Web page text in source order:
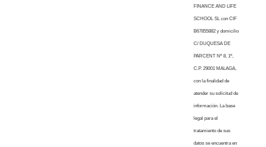
FINANCE AND LIFE
SCHOOL SL con CIF
B67855882 y domicilio
C/ DUQUESA DE
PARCENT Nº 8, 1º,
C.P. 29001 MALAGA,
con la finalidad de
atender su solicitud de
información. La base
legal para el
tratamiento de sus
datos se encuentra en